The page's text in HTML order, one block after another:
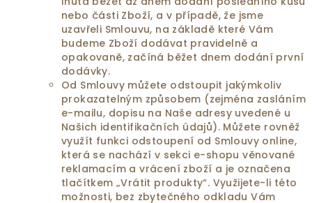
nebo části Zboží, a v případě, že jsme
uzavřeli Smlouvu, na základě které Vám
budeme Zboží dodávat pravidelně a
opakovaně, začíná běžet dnem dodání první
dodávky.
Od Smlouvy můžete odstoupit jakýmkoliv
prokazatelným způsobem (zejména zasláním
e-mailu, dopisu na Naše adresy uvedené u
Našich identifikačních údajů). Můžete rovněž
využít funkci odstoupení od Smlouvy online,
která se nachází v sekci e-shopu věnované
reklamacím a vrácení zboží a je označena
tlačítkem „Vrátit produkty“. Využijete-li této
možnosti, bez zbytečného odkladu Vám